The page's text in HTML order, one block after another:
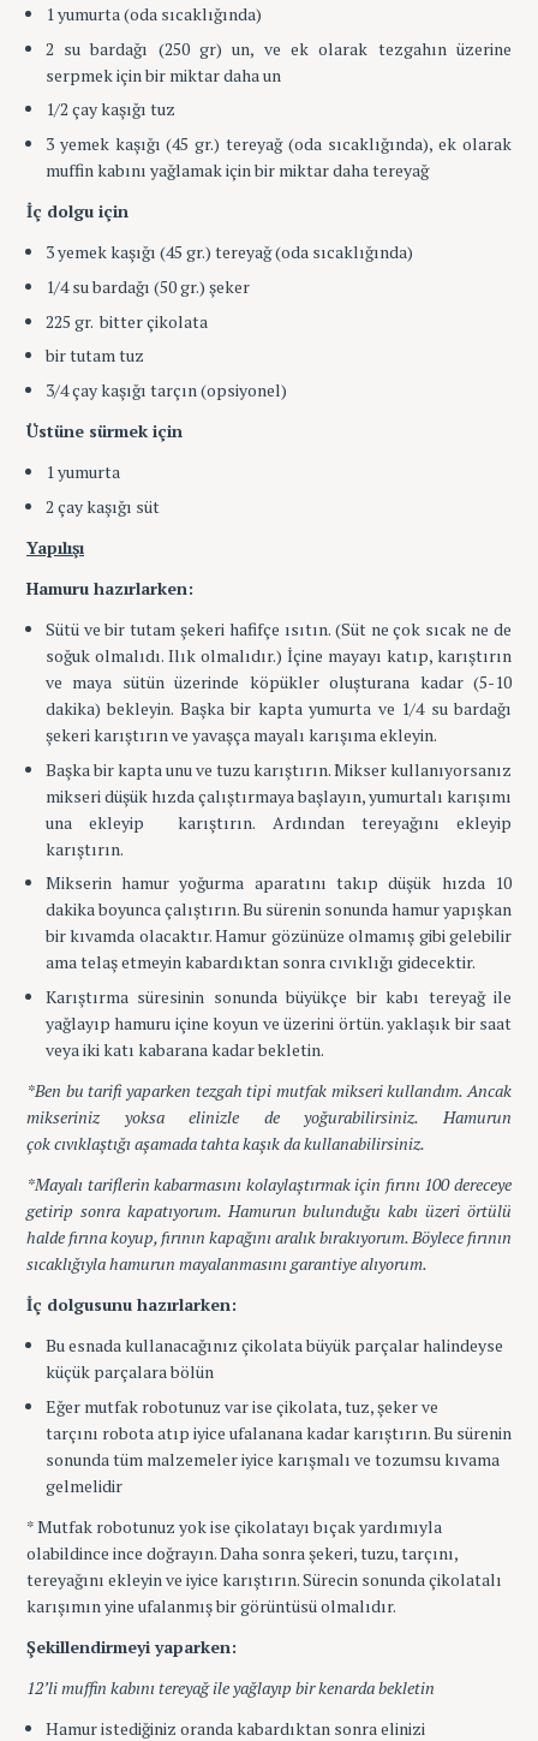
1 yumurta (oda sıcaklığında)
2 su bardağı (250 gr) un, ve ek olarak tezgahın üzerine
serpmek için bir miktar daha un
1/2 çay kaşığı tuz
3 yemek kaşığı (45 gr.) tereyağ (oda sıcaklığında), ek olarak
muffin kabını yağlamak için bir miktar daha tereyağ
İç dolgu için
3 yemek kaşığı (45 gr.) tereyağ (oda sıcaklığında)
1/4 su bardağı (50 gr.) şeker
225 gr. bitter çikolata
bir tutam tuz
3/4 çay kaşığı tarçın (opsiyonel)
Üstüne sürmek için
1 yumurta
2 çay kaşığı süt
Yapılışı
Hamuru hazırlarken:
Sütü ve bir tutam şekeri hafifçe ısıtın. (Süt ne çok sıcak ne de
soğuk olmalıdı. Ilık olmalıdır.) İçine mayayı katıp, karıştırın
ve maya sütün üzerinde köpükler oluşturana kadar (5-10
dakika) bekleyin. Başka bir kapta yumurta ve 1/4 su bardağı
şekeri karıştırın ve yavaşça mayalı karışıma ekleyin.
Başka bir kapta unu ve tuzu karıştırın. Mikser kullanıyorsanız
mikseri düşük hızda çalıştırmaya başlayın, yumurtalı karışımı
una ekleyip karıştırın. Ardından tereyağını ekleyip
karıştırın.
Mikserin hamur yoğurma aparatını takıp düşük hızda 10
dakika boyunca çalıştırın. Bu sürenin sonunda hamur yapışkan
bir kıvamda olacaktır. Hamur gözünüze olmamış gibi gelebilir
ama telaş etmeyin kabardıktan sonra cıvıklığı gidecektir.
Karıştırma süresinin sonunda büyükçe bir kabı tereyağ ile
yağlayıp hamuru içine koyun ve üzerini örtün. yaklaşık bir saat
veya iki katı kabarana kadar bekletin.
*Ben bu tarifi yaparken tezgah tipi mutfak mikseri kullandım. Ancak
mikseriniz yoksa elinizle de yoğurabilirsiniz. Hamurun
çok cıvıklaştığı aşamada tahta kaşık da kullanabilirsiniz.
*Mayalı tariflerin kabarmasını kolaylaştırmak için fırını 100 dereceye
getirip sonra kapatıyorum. Hamurun bulunduğu kabı üzeri örtülü
halde fırına koyup, fırının kapağını aralık bırakıyorum. Böylece fırının
sıcaklığıyla hamurun mayalanmasını garantiye alıyorum.
İç dolgusunu hazırlarken:
Bu esnada kullanacağınız çikolata büyük parçalar halindeyse
küçük parçalara bölün
Eğer mutfak robotunuz var ise çikolata, tuz, şeker ve
tarçını robota atıp iyice ufalanana kadar karıştırın. Bu sürenin
sonunda tüm malzemeler iyice karışmalı ve tozumsu kıvama
gelmelidir
* Mutfak robotunuz yok ise çikolatayı bıçak yardımıyla
olabildince ince doğrayın. Daha sonra şekeri, tuzu, tarçını,
tereyağını ekleyin ve iyice karıştırın. Sürecin sonunda çikolatalı
karışımın yine ufalanmış bir görüntüsü olmalıdır.
Şekillendirmeyi yaparken:
12’li muffin kabını tereyağ ile yağlayıp bir kenarda bekletin
Hamur istediğiniz oranda kabardıktan sonra elinizi
S
a
r